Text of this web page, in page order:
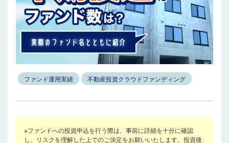
ファンド運用実績 不動産投資クラウドファンディング
※ファンドへの投資申込を行う際は、事前に詳細を十分に確認
し、リスクを理解した上でのご決定をお願いいたします。投資後